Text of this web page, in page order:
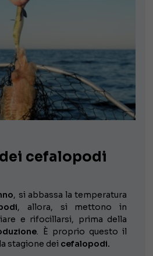
cefalopodi
, si abbassa la temperatura
, allora, si mettono in
e rifocillarsi, prima della
. È proprio questo il
stagione dei cefalopodi.